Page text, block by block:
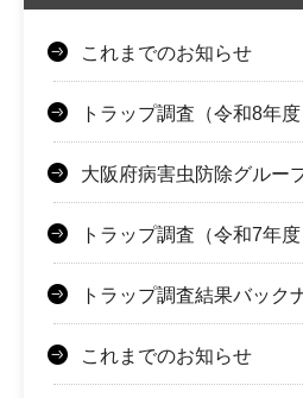
これまでのお知らせ
トラップ調査（令和8年度
大阪府病害虫防除グルー
トラップ調査（令和7年度
トラップ調査結果バック
これまでのお知らせ